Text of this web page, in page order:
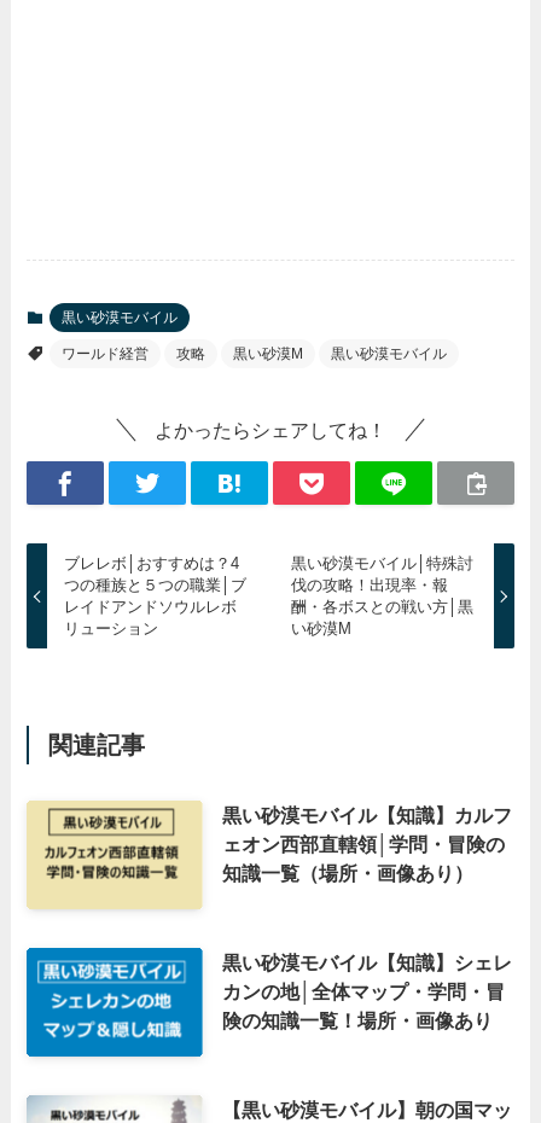
黒い砂漠モバイル
ワールド経営 攻略 黒い砂漠M 黒い砂漠モバイル
よかったらシェアしてね！
ブレレボ│おすすめは？4
つの種族と５つの職業│ブ
レイドアンドソウルレボ
リューション
黒い砂漠モバイル│特殊討
伐の攻略！出現率・報
酬・各ボスとの戦い方│黒
い砂漠M
関連記事
黒い砂漠モバイル【知識】カルフ
ェオン西部直轄領│学問・冒険の
知識一覧（場所・画像あり）
黒い砂漠モバイル【知識】シェレ
カンの地│全体マップ・学問・冒
険の知識一覧！場所・画像あり
【黒い砂漠モバイル】朝の国マッ